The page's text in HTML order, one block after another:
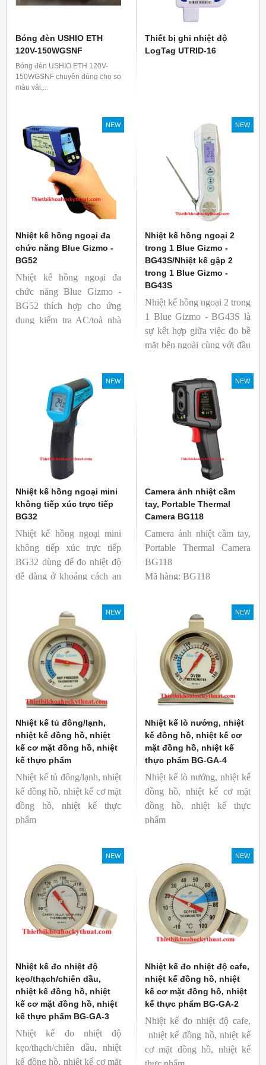
Bóng đèn USHIO ETH
120V-150WGSNF
Bóng đèn USHIO ETH 120V-
150WGSNF chuyên dùng cho so
màu vải,...
Thiết bị ghi nhiệt độ
LogTag UTRID-16
NEW
Nhiệt kế hồng ngoại đa
chức năng Blue Gizmo -
BG52
Nhiệt kế hồng ngoại đa
chức năng Blue Gizmo -
BG52 thích hợp cho ứng
dụng kiểm tra AC/toà nhà
NEW
Nhiệt kế hồng ngoại 2
trong 1 Blue Gizmo -
BG43S/Nhiệt kế gập 2
trong 1 Blue Gizmo -
BG43S
Nhiệt kế hồng ngoại 2 trong
1 Blue Gizmo - BG43S là
sự kết hợp giữa việc đo bề
mặt bên ngoài cùng với đầu
Nhiệt kế thích hợp cho
ngành công nghiệp thực
NEW
Nhiệt kế hồng ngoại mini
không tiếp xúc trực tiếp
BG32
Nhiệt kế hồng ngoại mini
không tiếp xúc trực tiếp
BG32 dùng để đo nhiệt độ
dễ dàng ở khoảng cách an
độ phát xạ nhanh và cố
định giúp người mới bắt
đầu sử dụng dễ dàng.
NEW
Camera ảnh nhiệt cầm
tay, Portable Thermal
Camera BG118
Camera ảnh nhiệt cầm tay,
Portable Thermal Camera
BG118
Mã hàng: BG118
NEW
Nhiệt kế tủ đông/lạnh,
nhiệt kế đồng hồ, nhiệt
kế cơ mặt đồng hồ, nhiệt
kế thực phẩm
Nhiệt kế tủ đông/lạnh, nhiệt
kế đồng hồ, nhiệt kế cơ mặt
đồng hồ, nhiệt kế thực
phẩm
Thương hiệu: Blue Gizmo
NEW
Nhiệt kế lò nướng, nhiệt
kế đồng hồ, nhiệt kế cơ
mặt đồng hồ, nhiệt kế
thực phẩm BG-GA-4
Nhiệt kế lò nướng, nhiệt kế
đồng hồ, nhiệt kế cơ mặt
đồng hồ, nhiệt kế thực
phẩm
Thương hiệu: Blue Gizmo
NEW
Nhiệt kế đo nhiệt độ
kẹo/thạch/chiên dầu,
nhiệt kế đồng hồ, nhiệt
kế cơ mặt đồng hồ, nhiệt
kế thực phẩm BG-GA-3
Nhiệt kế đo nhiệt độ
kẹo/thạch/chiên dầu, nhiệt
kế đồng hồ, nhiệt kế cơ mặt
NEW
Nhiệt kế đo nhiệt độ cafe,
nhiệt kế đồng hồ, nhiệt
kế cơ mặt đồng hồ, nhiệt
kế thực phẩm BG-GA-2
Nhiệt kế đo nhiệt độ cafe,
nhiệt kế đồng hồ, nhiệt kế
cơ mặt đồng hồ, nhiệt kế